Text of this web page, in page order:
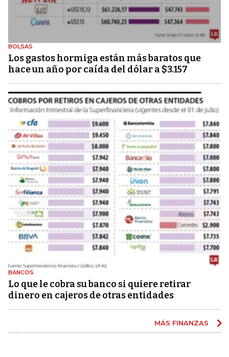
BOLSAS
Los gastos hormiga están más baratos que
hace un año por caída del dólar a $3.157
BANCOS
Lo que le cobra su banco si quiere retirar
dinero en cajeros de otras entidades
MÁS FINANZAS